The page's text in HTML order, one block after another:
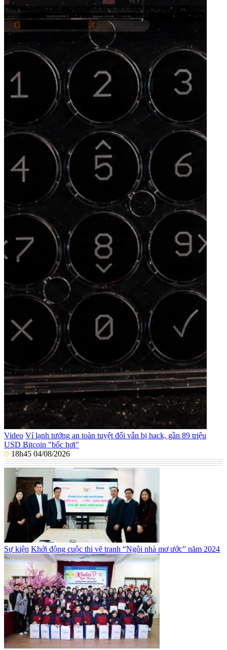
Video Ví lạnh tưởng an toàn tuyệt đối vẫn bị hack, gần 89 triệu
USD Bitcoin "bốc hơi"
18h45 04/08/2026
Sự kiện Khởi động cuộc thi vẽ tranh “Ngôi nhà mơ ước” năm 2024